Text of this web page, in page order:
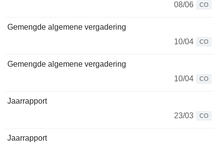
08/06
CO
Gemengde algemene vergadering
10/04
CO
Gemengde algemene vergadering
10/04
CO
Jaarrapport
23/03
CO
Jaarrapport